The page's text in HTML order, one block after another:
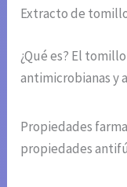
Extracto de
¿Qué es? El
antimicrobianas y
Propiedades
propiedades